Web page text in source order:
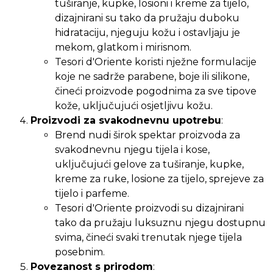
tuširanje, kupke, losioni i kreme za tijelo,
dizajnirani su tako da pružaju duboku
hidrataciju, njeguju kožu i ostavljaju je
mekom, glatkom i mirisnom.
Tesori d'Oriente koristi nježne formulacije
koje ne sadrže parabene, boje ili silikone,
čineći proizvode pogodnima za sve tipove
kože, uključujući osjetljivu kožu.
Proizvodi za svakodnevnu upotrebu:
Brend nudi širok spektar proizvoda za
svakodnevnu njegu tijela i kose,
uključujući gelove za tuširanje, kupke,
kreme za ruke, losione za tijelo, sprejeve za
tijelo i parfeme.
Tesori d'Oriente proizvodi su dizajnirani
tako da pružaju luksuznu njegu dostupnu
svima, čineći svaki trenutak njege tijela
posebnim.
Povezanost s prirodom: